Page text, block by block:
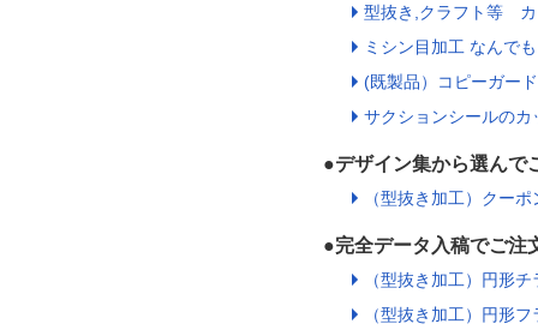
型抜き,クラフト等 カ
ミシン目加工 なんで
(既製品）コピーガー
サクションシールの
●デザイン集から選んで
（型抜き加工）クー
●完全データ入稿でご注
（型抜き加工）円形
（型抜き加工）円形